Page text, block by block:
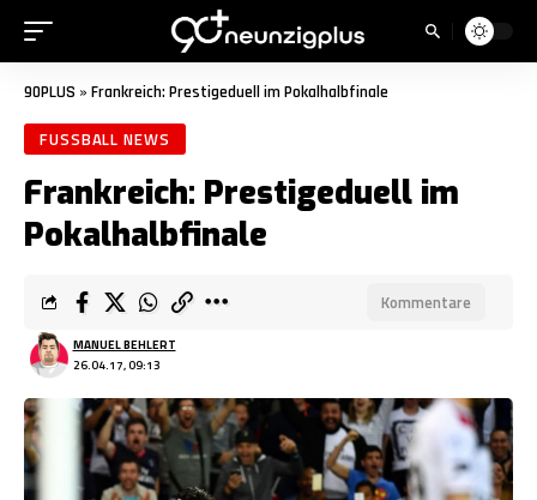
90PLUS » Frankreich: Prestigeduell im Pokalhalbfinale
FUSSBALL NEWS
Frankreich: Prestigeduell im
Pokalhalbfinale
26.04.17, 09:13
MANUEL BEHLERT
Kommentare